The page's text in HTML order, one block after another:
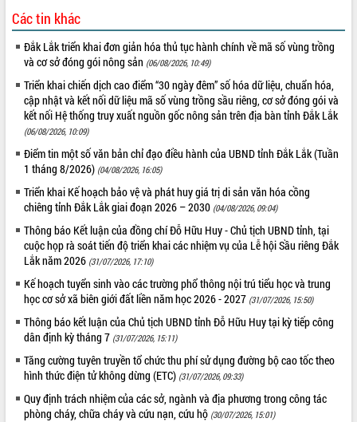
Các tin khác
Đắk Lắk triển khai đơn giản hóa thủ tục hành chính về mã số vùng trồng
và cơ sở đóng gói nông sản (06/08/2026, 10:49)
Triển khai chiến dịch cao điểm “30 ngày đêm” số hóa dữ liệu, chuẩn hóa,
cập nhật và kết nối dữ liệu mã số vùng trồng sầu riêng, cơ sở đóng gói và
kết nối Hệ thống truy xuất nguồn gốc nông sản trên địa bàn tỉnh Đắk Lắk
(06/08/2026, 10:09)
Điểm tin một số văn bản chỉ đạo điều hành của UBND tỉnh Đắk Lắk (Tuần
1 tháng 8/2026) (04/08/2026, 16:05)
Triển khai Kế hoạch bảo vệ và phát huy giá trị di sản văn hóa cồng
chiêng tỉnh Đắk Lắk giai đoạn 2026 – 2030 (04/08/2026, 09:04)
Thông báo Kết luận của đồng chí Đỗ Hữu Huy - Chủ tịch UBND tỉnh, tại
cuộc họp rà soát tiến độ triển khai các nhiệm vụ của Lễ hội Sầu riêng Đắk
Lắk năm 2026 (31/07/2026, 17:10)
Kế hoạch tuyển sinh vào các trường phổ thông nội trú tiểu học và trung
học cơ sở xã biên giới đất liền năm học 2026 - 2027 (31/07/2026, 15:50)
Thông báo kết luận của Chủ tịch UBND tỉnh Đỗ Hữu Huy tại kỳ tiếp công
dân định kỳ tháng 7 (31/07/2026, 15:11)
Tăng cường tuyên truyền tổ chức thu phí sử dụng đường bộ cao tốc theo
hình thức điện tử không dừng (ETC) (31/07/2026, 09:33)
Quy định trách nhiệm của các sở, ngành và địa phương trong công tác
phòng cháy, chữa cháy và cứu nạn, cứu hộ (30/07/2026, 15:01)